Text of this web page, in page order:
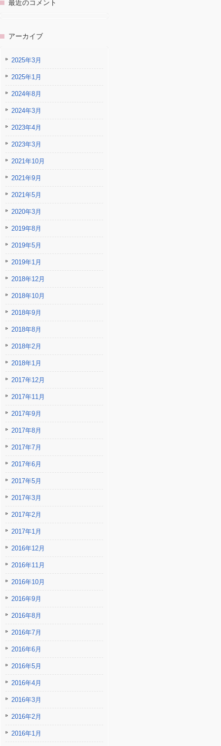
最近のコメント
アーカイブ
2025年3月
2025年1月
2024年8月
2024年3月
2023年4月
2023年3月
2021年10月
2021年9月
2021年5月
2020年3月
2019年8月
2019年5月
2019年1月
2018年12月
2018年10月
2018年9月
2018年8月
2018年2月
2018年1月
2017年12月
2017年11月
2017年9月
2017年8月
2017年7月
2017年6月
2017年5月
2017年3月
2017年2月
2017年1月
2016年12月
2016年11月
2016年10月
2016年9月
2016年8月
2016年7月
2016年6月
2016年5月
2016年4月
2016年3月
2016年2月
2016年1月